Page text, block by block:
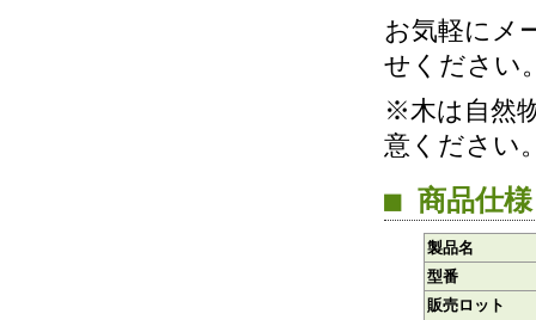
お気軽にメ
せください
※木は自然
意ください
■ 商品仕様
製品名
型番
販売ロット